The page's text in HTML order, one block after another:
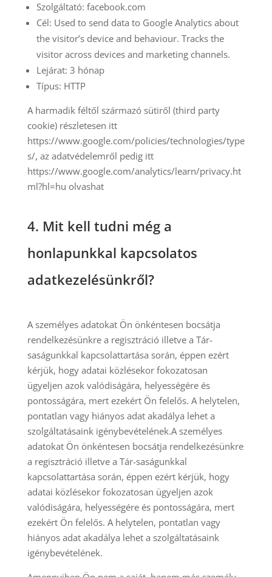
Szolgáltató: facebook.com
Cél: Used to send data to Google Analytics about
the visitor’s device and behaviour. Tracks the
visitor across devices and marketing channels.
Lejárat: 3 hónap
Típus: HTTP
A harmadik féltől származó sütiről (third party
cookie) részletesen itt
https://www.google.com/policies/technologies/type
s/, az adatvédelemről pedig itt
https://www.google.com/analytics/learn/privacy.ht
ml?hl=hu olvashat
4. Mit kell tudni még a
honlapunkkal kapcsolatos
adatkezelésünkről?
A személyes adatokat Ön önkéntesen bocsátja
rendelkezésünkre a regisztráció illetve a Tár-
saságunkkal kapcsolattartása során, éppen ezért
kérjük, hogy adatai közlésekor fokozatosan
ügyeljen azok valódiságára, helyességére és
pontosságára, mert ezekért Ön felelős. A helytelen,
pontatlan vagy hiányos adat akadálya lehet a
szolgáltatásaink igénybevételének.A személyes
adatokat Ön önkéntesen bocsátja rendelkezésünkre
a regisztráció illetve a Tár-saságunkkal
kapcsolattartása során, éppen ezért kérjük, hogy
adatai közlésekor fokozatosan ügyeljen azok
valódiságára, helyességére és pontosságára, mert
ezekért Ön felelős. A helytelen, pontatlan vagy
hiányos adat akadálya lehet a szolgáltatásaink
igénybevételének.